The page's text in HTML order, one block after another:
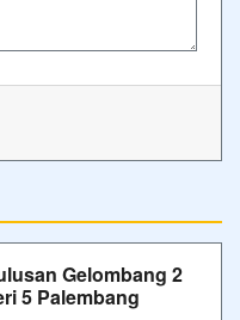
Gelombang 2
5 Palembang